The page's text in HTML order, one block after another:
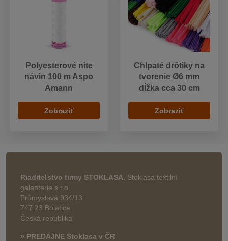
Polyesterové nite
návin 100 m Aspo
Amann
Zobraziť
Chlpaté drôtiky na
tvorenie Ø6 mm
dĺžka cca 30 cm
Zobraziť
Riaditeľstvo firmy STOKLASA. Stoklasa textilní
galanterie s.r.o.
Průmyslová 934/13
747 23 Bolatice
Česká republika
» PREDAJNE Stoklasa v ČR